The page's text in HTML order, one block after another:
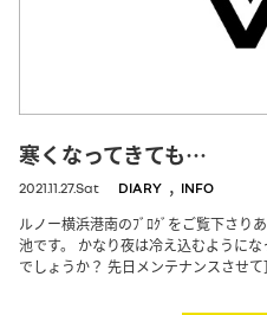
寒くなってきても…
2021.11.27.Sat DIARY , INFO
ルノー横浜港南のﾌﾞﾛｸﾞをご覧下さり
池です。 かなり夜は冷え込むように
でしょうか？ 先日メンテナンスさせ